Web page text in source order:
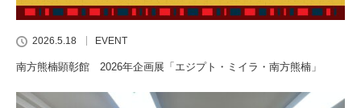
2026.5.18 EVENT
南方熊楠顕彰館 2026年企画展「エジプト・ミイラ・南方熊楠」